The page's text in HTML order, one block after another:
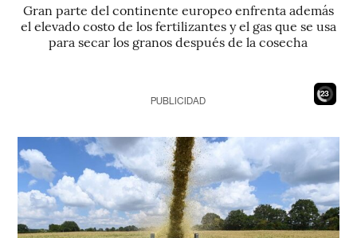
Gran parte del continente europeo enfrenta además
el elevado costo de los fertilizantes y el gas que se usa
para secar los granos después de la cosecha
21
PUBLICIDAD